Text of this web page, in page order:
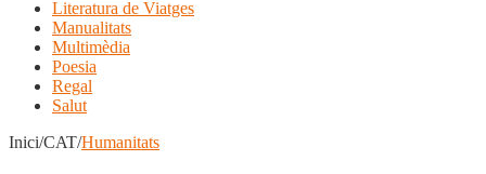
Literatura de Viatges
Manualitats
Multimèdia
Poesia
Regal
Salut
Inici/CAT/Humanitats